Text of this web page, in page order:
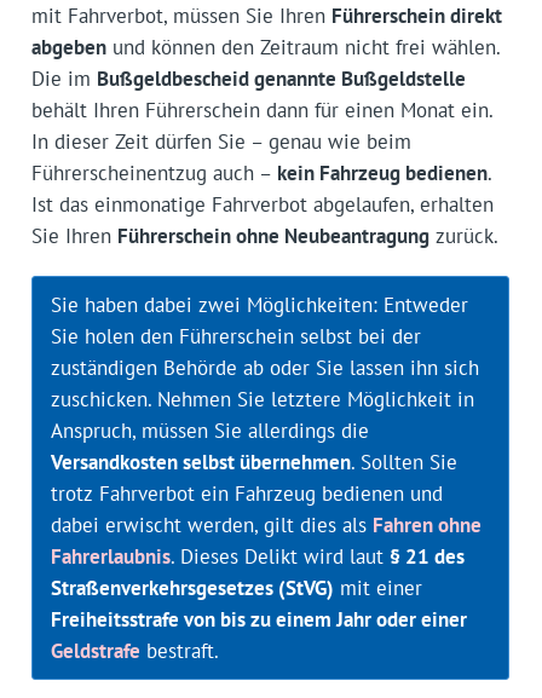
mit Fahrverbot, müssen Sie Ihren Führerschein direkt
abgebenund können den Zeitraum nicht frei wählen.
Die im Bußgeldbescheid genannte Bußgeldstelle
behält Ihren Führerschein dann für einen Monat ein.
In dieser Zeit dürfen Sie – genau wie beim
Führerscheinentzug auch – kein Fahrzeug bedienen.
Ist das einmonatige Fahrverbot abgelaufen, erhalten
Sie Ihren Führerschein ohne Neubeantragungzurück.
Sie haben dabei zwei Möglichkeiten: Entweder
Sie holen den Führerschein selbst bei der
zuständigen Behörde ab oder Sie lassen ihn sich
zuschicken. Nehmen Sie letztere Möglichkeit in
Anspruch, müssen Sie allerdings die
Versandkosten selbst übernehmen. Sollten Sie
trotz Fahrverbot ein Fahrzeug bedienen und
dabei erwischt werden, gilt dies als Fahren ohne
Fahrerlaubnis. Dieses Delikt wird laut § 21 des
Straßenverkehrsgesetzes (StVG) mit einer
Freiheitsstrafe von bis zu einem Jahr oder einer
Geldstrafe bestraft.